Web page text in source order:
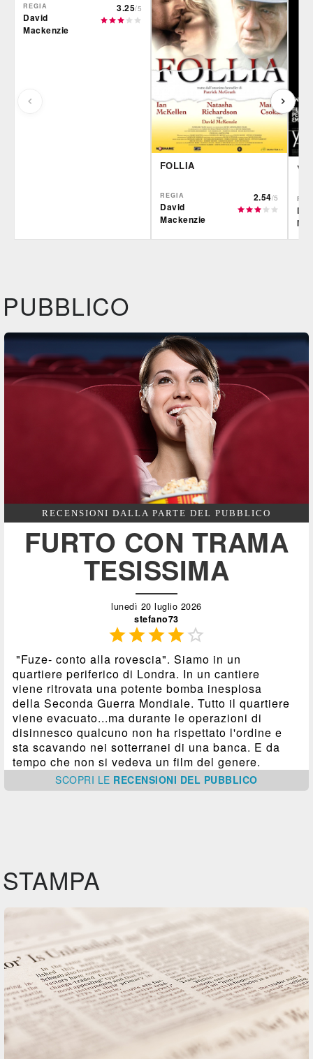
REGIA
David
Mackenzie
3.25/5
FOLLIA
REGIA
David
Mackenzie
2.54/5
PUBBLICO
RECENSIONI DALLA PARTE DEL PUBBLICO
FURTO CON TRAMA
TESISSIMA
lunedì 20 luglio 2026
stefano73

"Fuze- conto alla rovescia". Siamo in un
quartiere periferico di Londra. In un cantiere
viene ritrovata una potente bomba inesplosa
della Seconda Guerra Mondiale. Tutto il quartiere
viene evacuato...ma durante le operazioni di
disinnesco qualcuno non ha rispettato l'ordine e
sta scavando nei sotterranei di una banca. E da
tempo che non si vedeva un film del genere.
SCOPRI LE RECENSIONI DEL PUBBLICO
STAMPA